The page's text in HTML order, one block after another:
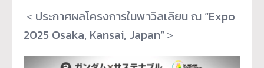
＜ประกาศผลโครงการในพาวิลเลียน ณ “Expo
2025 Osaka, Kansai, Japan”＞